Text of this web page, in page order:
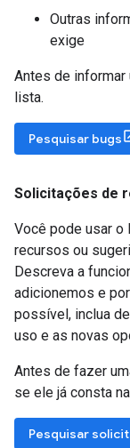
Outras
exige
Antes de informar
lista.
Pesquisar bugs
Solicitações de
Você pode usar o
recursos ou
Descreva a
adicionemos e
possível, inclua
uso e as novas
Antes de fazer
se ele já consta
Pesquisar